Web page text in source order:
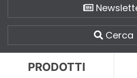
Cerca
PRODOTTI